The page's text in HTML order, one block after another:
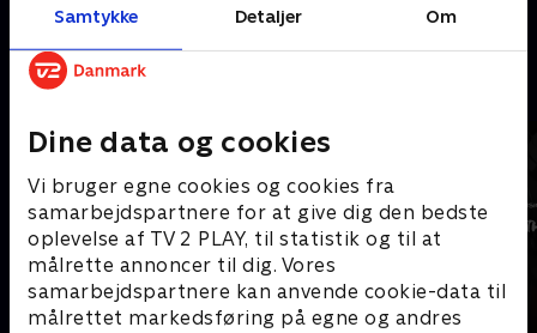
Samtykke Detaljer Om
Dine data og cookies
Vi bruger egne cookies og cookies fra
samarbejdspartnere for at give dig den bedste
oplevelse af TV 2 PLAY, til statistik og til at
målrette annoncer til dig. Vores
samarbejdspartnere kan anvende cookie-data til
målrettet markedsføring på egne og andres
Kræver tilkøb
Mere indhold fra Disney+